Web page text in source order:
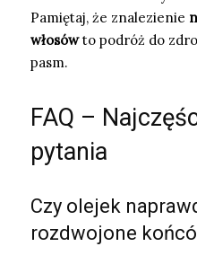
Pamiętaj, że znalezienie
włosówto podróż do
pasm.
FAQ –
pytania
Czy olejek
rozdwojone